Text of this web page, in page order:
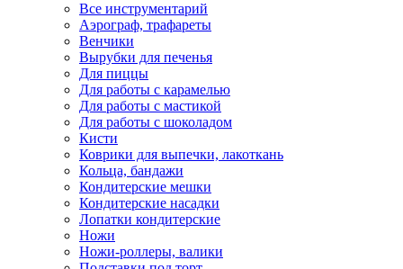
Все инструментарий
Аэрограф, трафареты
Венчики
Вырубки для печенья
Для пиццы
Для работы с карамелью
Для работы с мастикой
Для работы с шоколадом
Кисти
Коврики для выпечки, лакоткань
Кольца, бандажи
Кондитерские мешки
Кондитерские насадки
Лопатки кондитерские
Ножи
Ножи-роллеры, валики